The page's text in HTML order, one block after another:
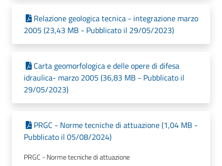
Relazione geologica tecnica - integrazione marzo
2005 (23,43 MB - Pubblicato il 29/05/2023)
Carta geomorfologica e delle opere di difesa
idraulica- marzo 2005 (36,83 MB - Pubblicato il
29/05/2023)
PRGC - Norme tecniche di attuazione (1,04 MB -
Pubblicato il 05/08/2024)
PRGC - Norme tecniche di attuazione